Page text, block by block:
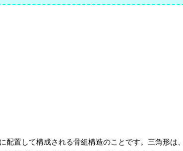
配置して構成される骨組構造のことです。三角形は